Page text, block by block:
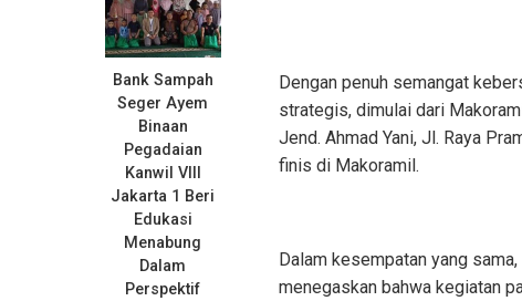
Bank Sampah
Seger Ayem
Binaan
Pegadaian
Kanwil VIII
Jakarta 1 Beri
Edukasi
Menabung
Dalam
Perspektif
Dengan penuh semangat
strategis, dimulai dari
Jend. Ahmad Yani, Jl. Raya
finis di Makoramil.
Dalam kesempatan yang
menegaskan bahwa kegiatan